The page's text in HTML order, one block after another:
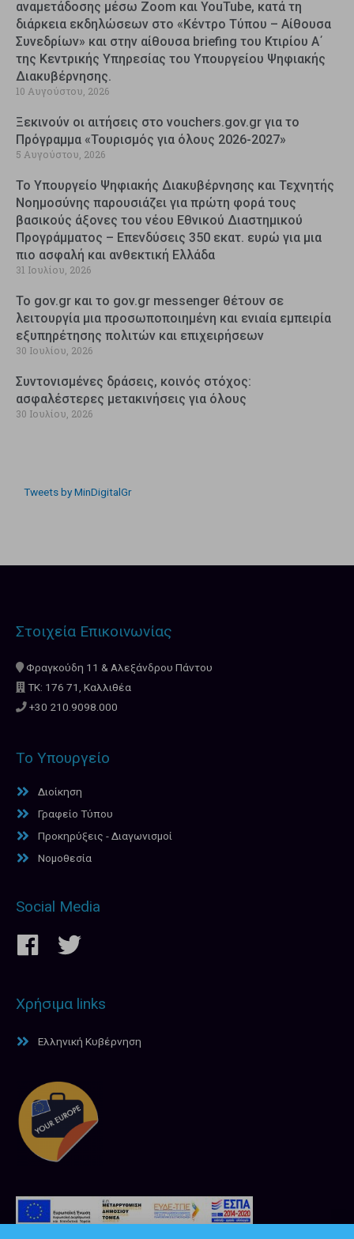
αναμετάδοσης μέσω Zoom και YouTube, κατά τη
διάρκεια εκδηλώσεων στο «Κέντρο Τύπου – Αίθουσα
Συνεδρίων» και στην αίθουσα briefing του Κτιρίου Α΄
της Κεντρικής Υπηρεσίας του Υπουργείου Ψηφιακής
Διακυβέρνησης.
10 Αυγούστου, 2026
Ξεκινούν οι αιτήσεις στο vouchers.gov.gr για το
Πρόγραμμα «Τουρισμός για όλους 2026-2027»
5 Αυγούστου, 2026
Το Υπουργείο Ψηφιακής Διακυβέρνησης και Τεχνητής
Νοημοσύνης παρουσιάζει για πρώτη φορά τους
βασικούς άξονες του νέου Εθνικού Διαστημικού
Προγράμματος – Επενδύσεις 350 εκατ. ευρώ για μια
πιο ασφαλή και ανθεκτική Ελλάδα
31 Ιουλίου, 2026
Το gov.gr και το gov.gr messenger θέτουν σε
λειτουργία μια προσωποποιημένη και ενιαία εμπειρία
εξυπηρέτησης πολιτών και επιχειρήσεων
30 Ιουλίου, 2026
Συντονισμένες δράσεις, κοινός στόχος:
ασφαλέστερες μετακινήσεις για όλους
30 Ιουλίου, 2026
Tweets by MinDigitalGr
Στοιχεία Επικοινωνίας
Φραγκούδη 11 & Αλεξάνδρου Πάντου
ΤΚ: 176 71, Καλλιθέα
+30 210.9098.000
Το Υπουργείο
Διοίκηση
Γραφείο Τύπου
Προκηρύξεις - Διαγωνισμοί
Νομοθεσία
Social Media
Χρήσιμα links
Ελληνική Κυβέρνηση